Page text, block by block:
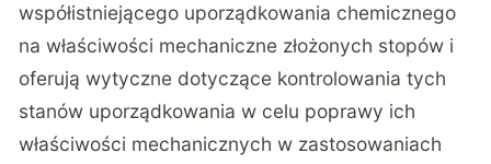
współistniejącego uporządkowania chemicznego
na właściwości mechaniczne złożonych stopów i
oferują wytyczne dotyczące kontrolowania tych
stanów uporządkowania w celu poprawy ich
właściwości mechanicznych w zastosowaniach